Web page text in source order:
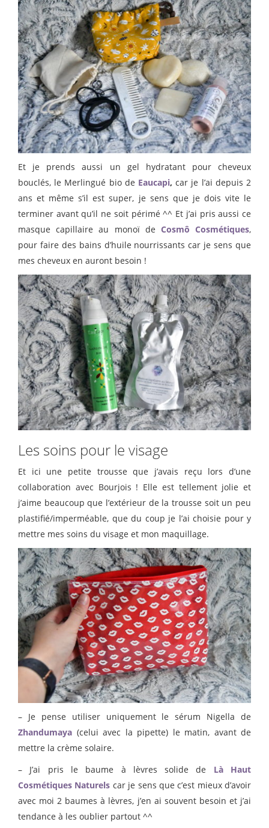
Et je prends aussi un gel hydratant pour cheveux
bouclés, le Merlingué bio de Eaucapi, car je l’ai depuis 2
ans et même s’il est super, je sens que je dois vite le
terminer avant qu’il ne soit périmé ^^ Et j’ai pris aussi ce
masque capillaire au monoï de Cosmô Cosmétiques,
pour faire des bains d’huile nourrissants car je sens que
mes cheveux en auront besoin !
Les soins pour le visage
Et ici une petite trousse que j’avais reçu lors d’une
collaboration avec Bourjois ! Elle est tellement jolie et
j’aime beaucoup que l’extérieur de la trousse soit un peu
plastifié/imperméable, que du coup je l’ai choisie pour y
mettre mes soins du visage et mon maquillage.
– Je pense utiliser uniquement le sérum Nigella de
Zhandumaya (celui avec la pipette) le matin, avant de
mettre la crème solaire.
– J’ai pris le baume à lèvres solide de Là Haut
Cosmétiques Naturels car je sens que c’est mieux d’avoir
avec moi 2 baumes à lèvres, j’en ai souvent besoin et j’ai
tendance à les oublier partout ^^